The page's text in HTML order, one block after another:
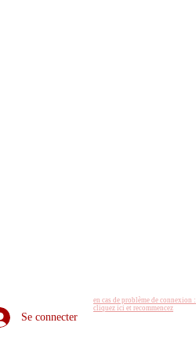
Se connecter
en cas de problème de connexion :
cliquez ici et recommencez